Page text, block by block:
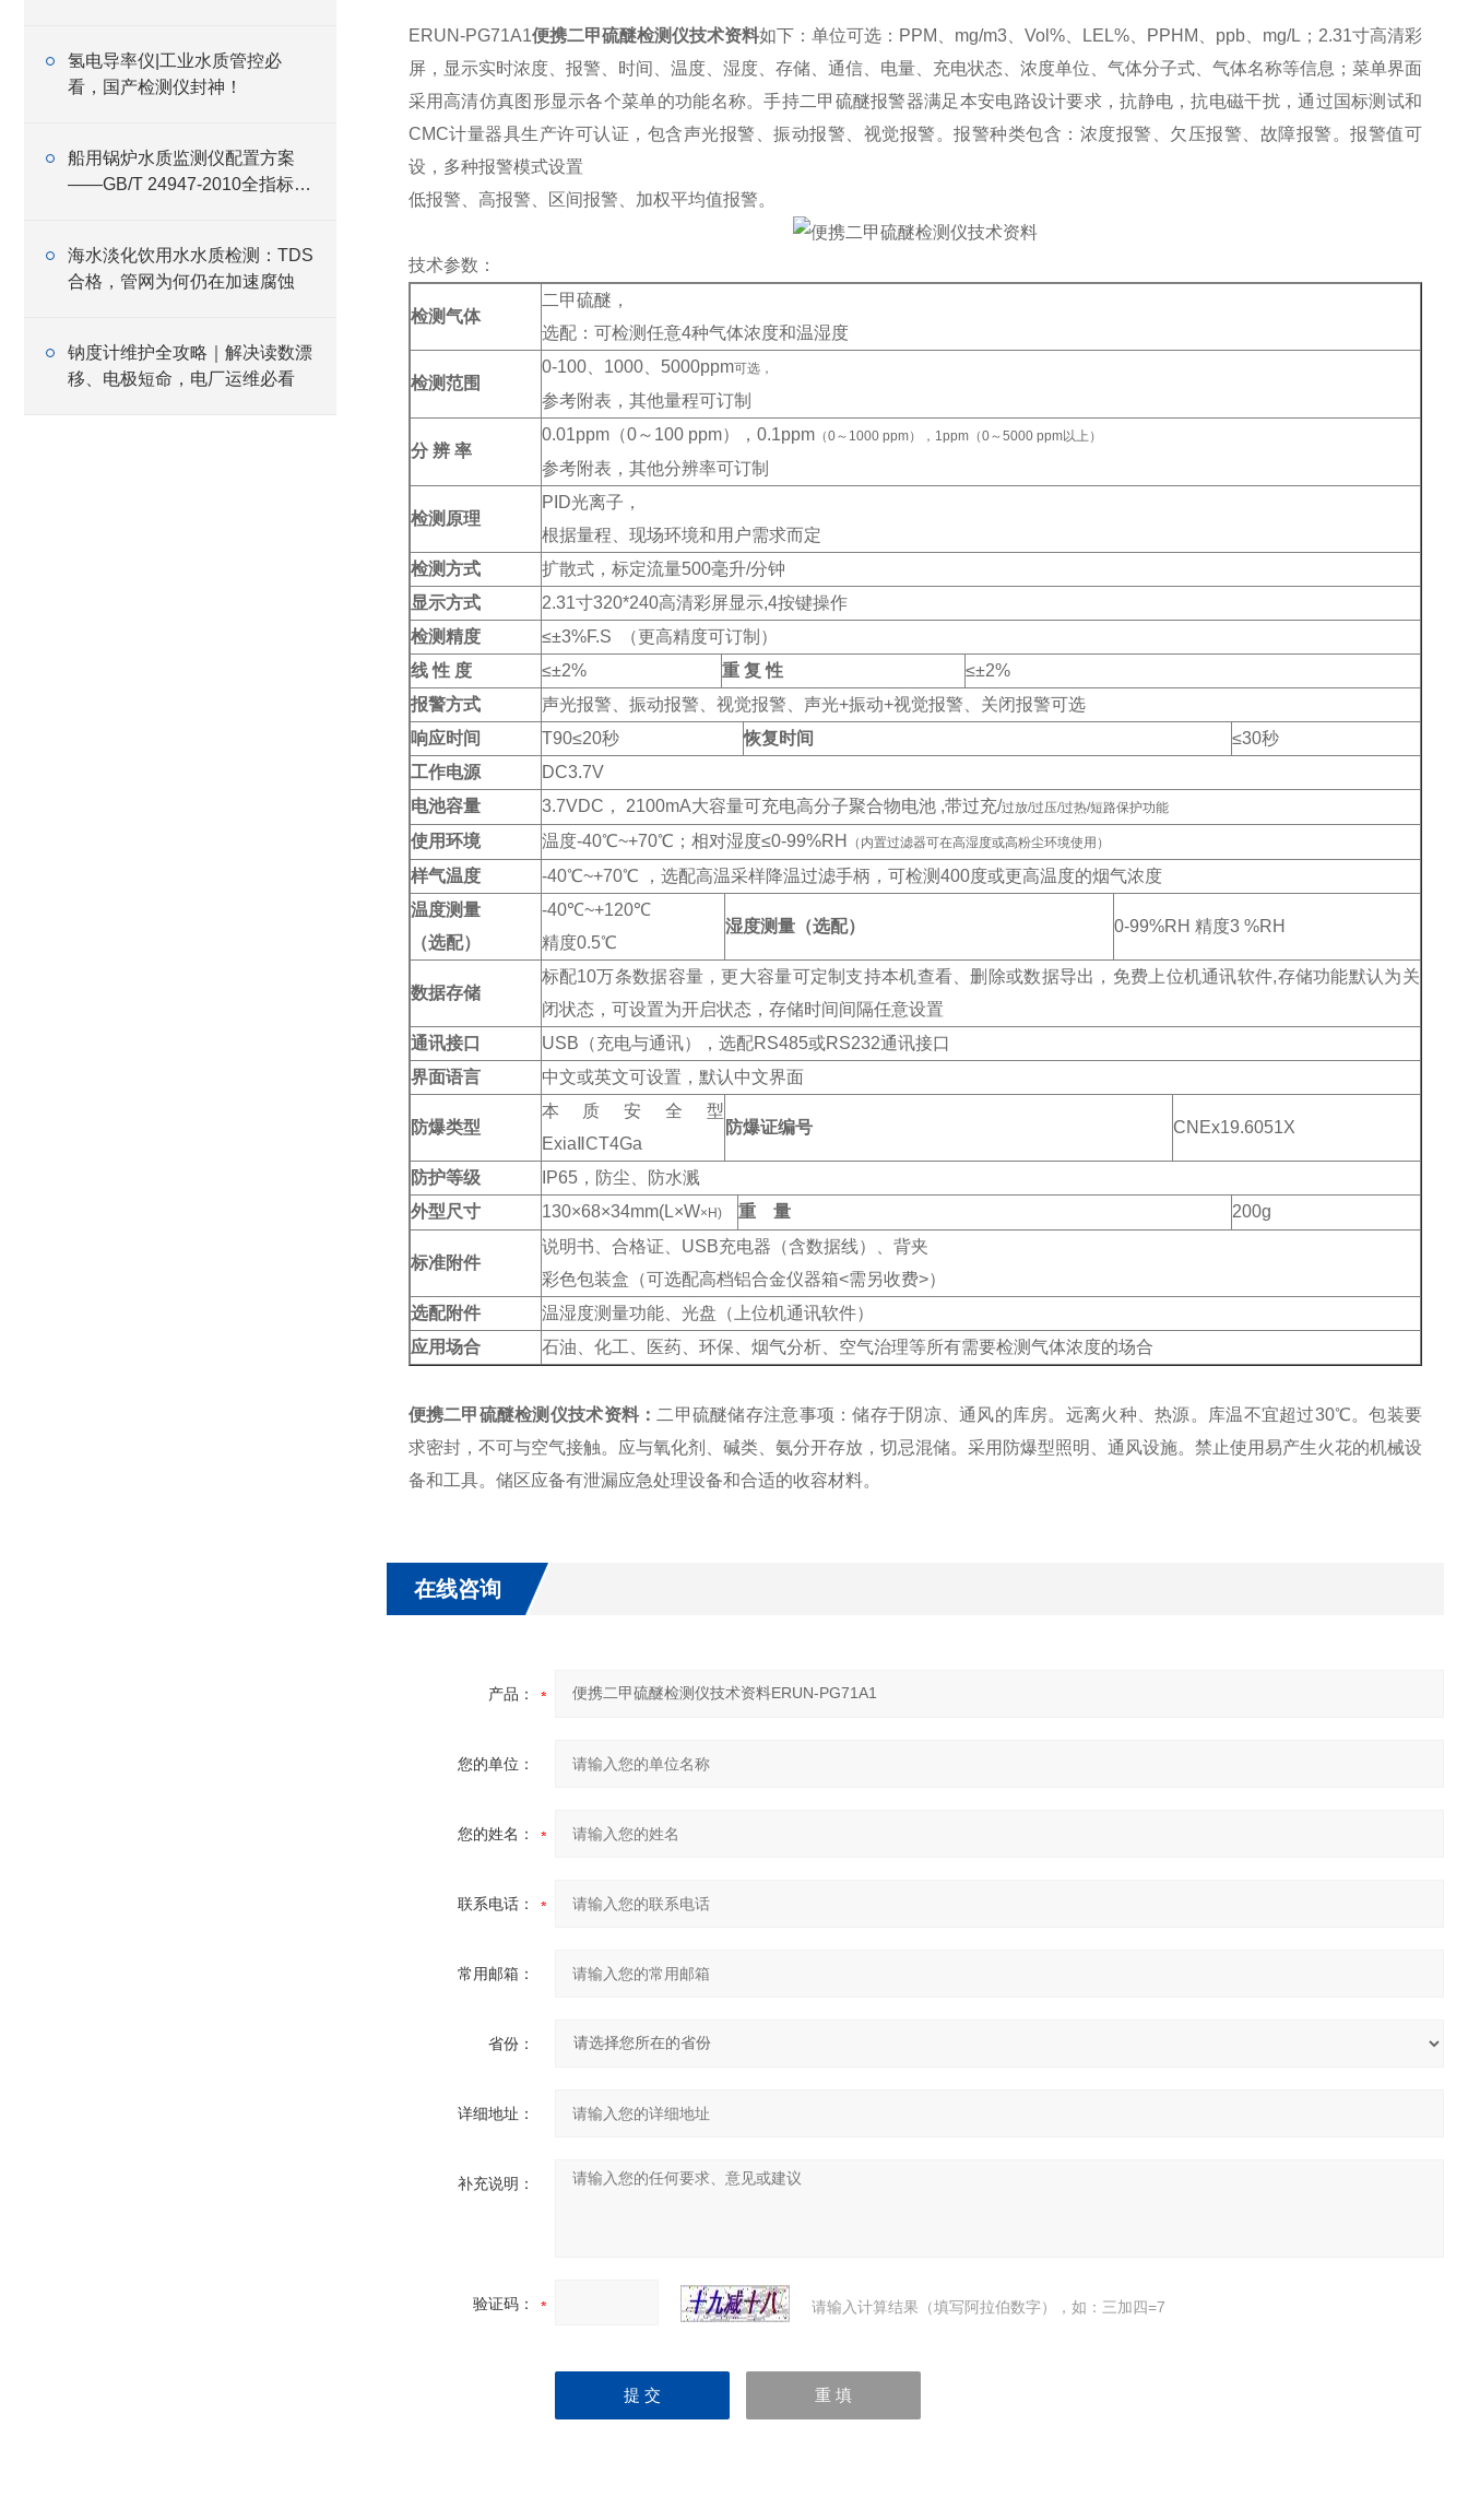
氢电导率仪|工业水质管控必
看，国产检测仪封神！
船用锅炉水质监测仪配置方案
——GB/T 24947-2010全指标覆
海水淡化饮用水水质检测：TDS
合格，管网为何仍在加速腐蚀
钠度计维护全攻略｜解决读数漂
移、电极短命，电厂运维必看
ERUN-PG71A1便携二甲硫醚检测仪技术资料如下：单位可选：PPM、mg/m3、Vol%、LEL%、PPHM、ppb、mg/L；2.31寸高清彩
屏，显示实时浓度、报警、时间、温度、湿度、存储、通信、电量、充电状态、浓度单位、气体分子式、气体名称等信息；菜单界面
采用高清仿真图形显示各个菜单的功能名称。手持二甲硫醚报警器满足本安电路设计要求，抗静电，抗电磁干扰，通过国标测试和
CMC计量器具生产许可认证，包含声光报警、振动报警、视觉报警。报警种类包含：浓度报警、欠压报警、故障报警。报警值可
设，多种报警模式设置
低报警、高报警、区间报警、加权平均值报警。
技术参数：
检测气体
二甲硫醚 ，
选配：可检测任意4种气体浓度和温湿度
检测范围
0-100、1000、5000ppm可选，
参考附表，其他量程可订制
分 辨 率
0.01ppm（0～100 ppm），0.1ppm（0～1000 ppm），1ppm（0～5000 ppm以上）
参考附表，其他分辨率可订制
检测原理
PID光离子，
根据量程、现场环境和用户需求而定
检测方式
扩散式，标定流量500毫升/分钟
显示方式
2.31寸320*240高清彩屏显示,4按键操作
检测精度
≤±3%F.S
（更高精度可订制）
线 性 度
≤±2% 重 复 性
≤±2%
报警方式
声光报警、振动报警、视觉报警、声光+振动+视觉报警、关闭报警可选
响应时间
T90≤20秒 恢复时间 ≤30秒
工作电源
DC3.7V
电池容量
3.7VDC ， 2100mA大容量可充电高分子聚合物电池 ,带过充/过放/过压/过热/短路保护功能
使用环境 温度-40℃~+70℃；相对湿度≤0-99%RH （内置过滤器可在高湿度或高粉尘环境使用）
样气温度 -40℃~+70℃ ，选配高温采样降温过滤手柄，可检测400度或更高温度的烟气浓度
温度测量
（选配）
-40℃~+120℃
精度0.5℃
湿度测量（选配） 0-99%RH 精度3 %RH
数据存储
标配10万条数据容量，更大容量可定制支持本机查看、删除或数据导出，免费上位机通讯软件,存储功能默认为关
闭状态，可设置为开启状态，存储时间间隔任意设置
通讯接口
USB （充电与通讯），选配RS485或RS232通讯接口
界面语言
中文或英文可设置，默认中文界面
防爆类型
本质安全型
Exia ⅡCT4Ga
防爆证编号 CNEx19.6051X
防护等级 IP65，防尘、防水溅
外型尺寸
130×68×34mm(L×W×H) 重 量 200g
标准附件
说明书、合格证、USB充电器（含数据线）、背夹
彩色包装盒（可选配高档铝合金仪器箱<需另收费>）
选配附件
温湿度测量功能、光盘（上位机通讯软件）
应用场合
石油、化工、医药、环保、烟气分析、空气治理等所有需要检测气体浓度的场合
便携二甲硫醚检测仪技术资料： 二甲硫醚储存注意事项：储存于阴凉、通风的库房。远离火种、热源。库温不宜超过30℃。包装要
求密封，不可与空气接触。应与氧化剂、碱类、氨分开存放，切忌混储。采用防爆型照明、通风设施。禁止使用易产生火花的机械设
备和工具。储区应备有泄漏应急处理设备和合适的收容材料。
在线咨询
产品：
您的单位：
您的姓名：
联系电话：
常用邮箱：
省份：
详细地址：
补充说明：
验证码： 请输入计算结果（填写阿拉伯数字），如：三加四=7